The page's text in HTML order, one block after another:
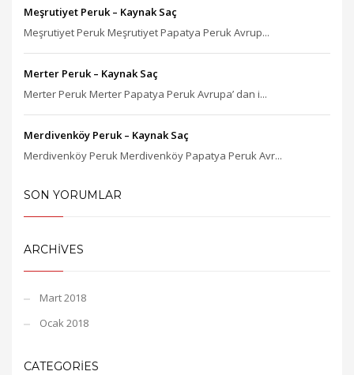
Meşrutiyet Peruk – Kaynak Saç
Meşrutiyet Peruk Meşrutiyet Papatya Peruk Avrup...
Merter Peruk – Kaynak Saç
Merter Peruk Merter Papatya Peruk Avrupa’ dan i...
Merdivenköy Peruk – Kaynak Saç
Merdivenköy Peruk Merdivenköy Papatya Peruk Avr...
SON YORUMLAR
ARCHIVES
Mart 2018
Ocak 2018
CATEGORIES